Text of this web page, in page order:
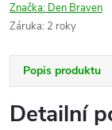
Značka: Den Braven
Záruka: 2 roky
Popis produktu
Detailní